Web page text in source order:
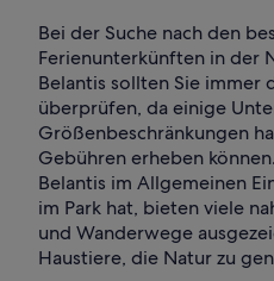
Bei der Suche nach den
Ferienunterkünften in der
Belantis sollten Sie immer
überprüfen, da einige
Größenbeschränkungen
Gebühren erheben
Belantis im Allgemeinen
im Park hat, bieten viele
und Wanderwege
Haustiere, die Natur zu